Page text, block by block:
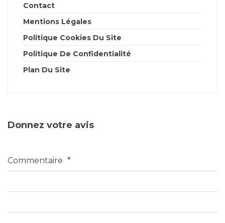
Contact
Mentions Légales
Politique Cookies Du Site
Politique De Confidentialité
Plan Du Site
Donnez votre avis
Commentaire *